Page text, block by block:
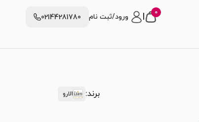
0 ورود/ثبت نام 02144281780
برند: الارو